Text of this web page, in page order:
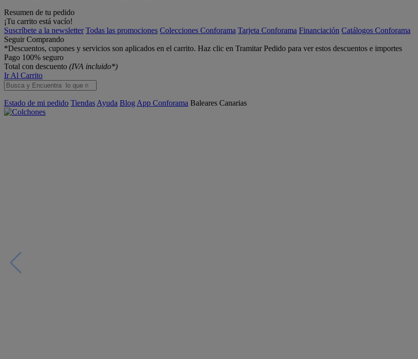
Resumen de tu pedido
¡Tu carrito está vacío!
Suscríbete a la newsletter Todas las promociones Colecciones Conforama Tarjeta Conforama Financiación Catálogos Conforama
Seguir Comprando
*Descuentos, cupones y servicios son aplicados en el carrito. Haz clic en Tramitar Pedido para ver estos descuentos e importes
Pago 100% seguro
Total con descuento (IVA incluido*)
Ir Al Carrito
Estado de mi pedido Tiendas Ayuda Blog App Conforama Baleares Canarias